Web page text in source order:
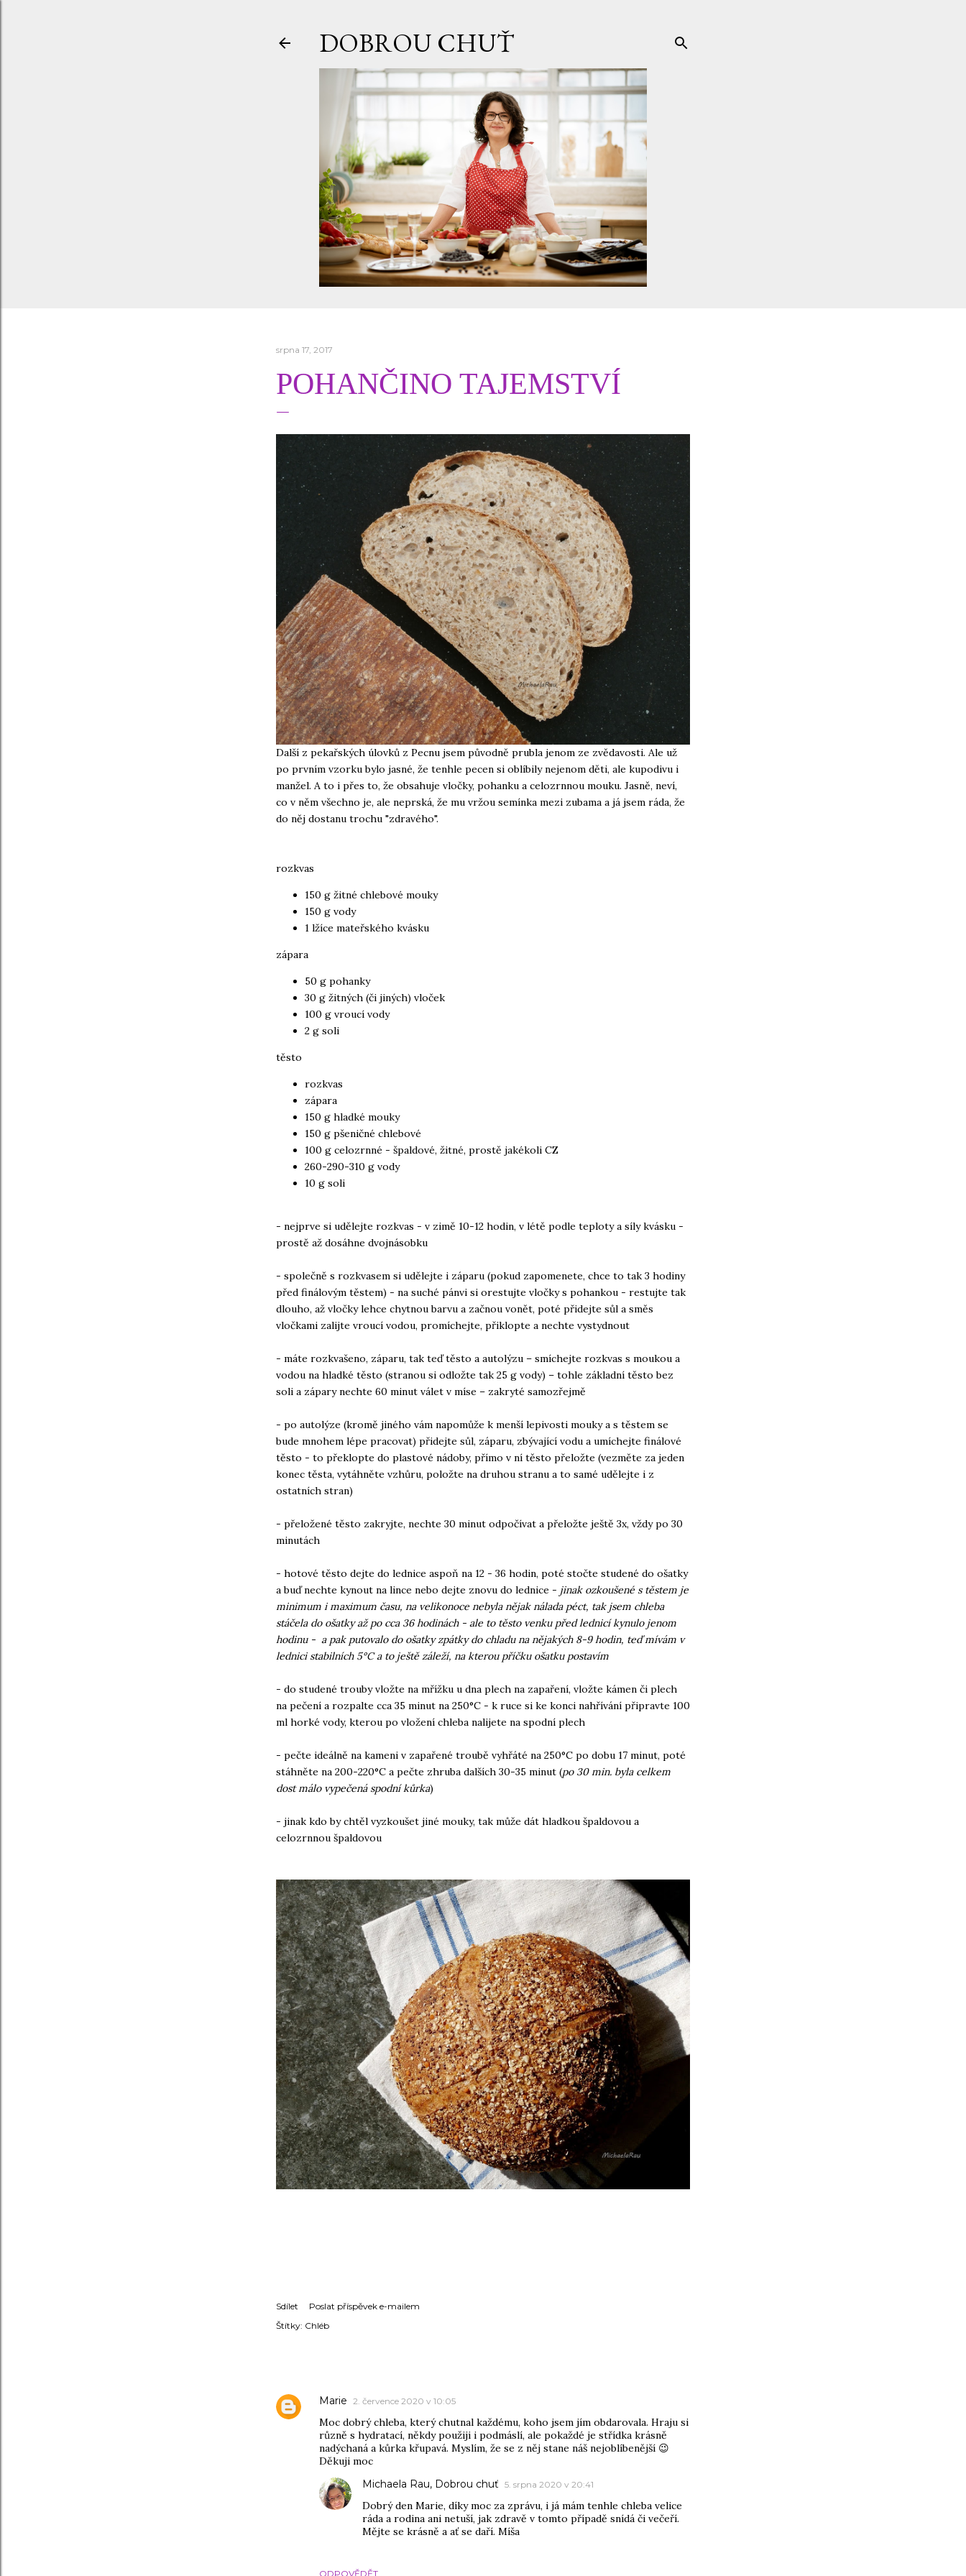
DOBROU CHUŤ
srpna 17, 2017
POHANČINO TAJEMSTVÍ
Další z pekařských úlovků z Pecnu jsem původně prubla jenom ze zvědavosti. Ale už
po prvním vzorku bylo jasné, že tenhle pecen si oblíbily nejenom děti, ale kupodivu i
manžel. A to i přes to, že obsahuje vločky, pohanku a celozrnnou mouku. Jasně, neví,
co v něm všechno je, ale neprská, že mu vržou semínka mezi zubama a já jsem ráda, že
do něj dostanu trochu "zdravého".
rozkvas
150 g žitné chlebové mouky
150 g vody
1 lžíce mateřského kvásku
zápara
50 g pohanky
30 g žitných (či jiných) vloček
100 g vroucí vody
2 g soli
těsto
rozkvas
zápara
150 g hladké mouky
150 g pšeničné chlebové
100 g celozrnné - špaldové, žitné, prostě jakékoli CZ
260-290-310 g vody
10 g soli
- nejprve si udělejte rozkvas - v zimě 10-12 hodin, v létě podle teploty a síly kvásku -
prostě až dosáhne dvojnásobku
- společně s rozkvasem si udělejte i záparu (pokud zapomenete, chce to tak 3 hodiny
před finálovým těstem) - na suché pánvi si orestujte vločky s pohankou - restujte tak
dlouho, až vločky lehce chytnou barvu a začnou vonět, poté přidejte sůl a směs
vločkami zalijte vroucí vodou, promíchejte, přiklopte a nechte vystydnout
- máte rozkvašeno, záparu, tak teď těsto a autolýzu – smíchejte rozkvas s moukou a
vodou na hladké těsto (stranou si odložte tak 25 g vody) – tohle základní těsto bez
soli a zápary nechte 60 minut válet v míse – zakryté samozřejmě
- po autolýze (kromě jiného vám napomůže k menší lepivosti mouky a s těstem se
bude mnohem lépe pracovat) přidejte sůl, záparu, zbývající vodu a umíchejte finálové
těsto - to překlopte do plastové nádoby, přímo v ní těsto přeložte (vezměte za jeden
konec těsta, vytáhněte vzhůru, položte na druhou stranu a to samé udělejte i z
ostatních stran)
- přeložené těsto zakryjte, nechte 30 minut odpočívat a přeložte ještě 3x, vždy po 30
minutách
- hotové těsto dejte do lednice aspoň na 12 - 36 hodin, poté stočte studené do ošatky
a buď nechte kynout na lince nebo dejte znovu do lednice - jinak ozkoušené s těstem je
minimum i maximum času, na velikonoce nebyla nějak nálada péct, tak jsem chleba
stáčela do ošatky až po cca 36 hodinách - ale to těsto venku před lednicí kynulo jenom
hodinu - a pak putovalo do ošatky zpátky do chladu na nějakých 8-9 hodin, teď mívám v
lednici stabilních 5°C a to ještě záleží, na kterou příčku ošatku postavím
- do studené trouby vložte na mřížku u dna plech na zapaření, vložte kámen či plech
na pečení a rozpalte cca 35 minut na 250°C - k ruce si ke konci nahřívání připravte 100
ml horké vody, kterou po vložení chleba nalijete na spodní plech
- pečte ideálně na kameni v zapařené troubě vyhřáté na 250°C po dobu 17 minut, poté
stáhněte na 200-220°C a pečte zhruba dalších 30-35 minut (po 30 min. byla celkem
dost málo vypečená spodní kůrka)
- jinak kdo by chtěl vyzkoušet jiné mouky, tak může dát hladkou špaldovou a
celozrnnou špaldovou
Sdílet
Poslat příspěvek e-mailem
Štítky: Chléb
Marie 2. července 2020 v 10:05
Moc dobrý chleba, který chutnal každému, koho jsem jím obdarovala. Hraju si
různě s hydratací, někdy použiji i podmáslí, ale pokaždé je střídka krásně
nadýchaná a kůrka křupavá. Myslím, že se z něj stane náš nejoblíbenější 😉
Děkuji moc
ODPOVĚDĚT
Michaela Rau, Dobrou chuť 5. srpna 2020 v 20:41
Dobrý den Marie, díky moc za zprávu, i já mám tenhle chleba velice
ráda a rodina ani netuší, jak zdravě v tomto případě snídá či večeří.
Mějte se krásně a ať se daří. Míša